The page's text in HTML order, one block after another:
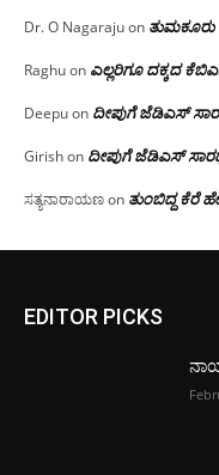
Dr. O Nagarajuon ತುಮಕೂರು
Raghuon ಎಲ್ಲರಿಗೂ ದಕ್ಕದ
Deepuon ದೀಪುಗೆ ಜೆಡಿಎಸ್
Girishon ದೀಪುಗೆ ಜೆಡಿಎಸ್
ಸತ್ಯನಾರಾಯಣon ತುಂಬಿದ್ದ ಕೆರೆ
EDITOR PICKS